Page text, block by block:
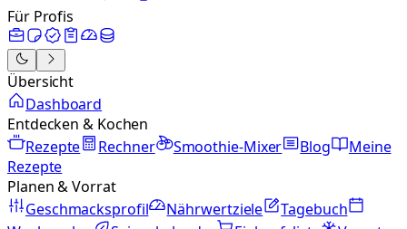
Für Profis
Übersicht
Dashboard
Entdecken & Kochen
Rezepte
Rechner Smoothie-Mixer Blog
Meine
Rezepte
Planen & Vorrat
Geschmacksprofil
Nährwertziele
Tagebuch